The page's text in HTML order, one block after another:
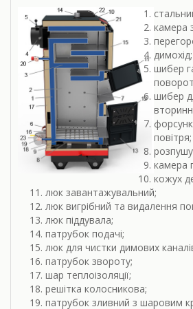
камера
димохід;
шибер
шибер
повітря;
камера
кожух
люк завантажувальний;
люк вигрібний та видалення
люк піддувала;
патрубок подачі;
люк для чистки димових
патрубок звороту;
шар теплоізоляції;
решітка колосникова;
патрубок зливний з шаровим